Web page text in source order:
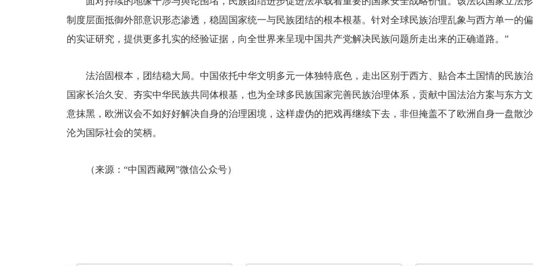
制度层面抵御外部意识形态渗透，稳固国家统一与民族团结的根本根基。针对全球民族治理乱象与西方单一的
的实证研究，提供更多扎实的经验证据，向全世界来呈现中国共产党解决民族问题所走出来的正确道路。”
法治固根本，团结稳大局。中国依托中华文明多元一体独特底色，走出区别于西方、贴合本土国情的民族
国家长治久安、夯实中华民族共同体根基，也为全球多民族国家完善民族治理体系，贡献中国法治方案与东方
意抹黑，欧洲议会不如好好解决自身的治理困境，这样虚伪的把戏再继续下去，非但掩盖不了欧洲自身一盘散
沦为国际社会的笑柄。
（来源：“中国西藏网”微信公众号）